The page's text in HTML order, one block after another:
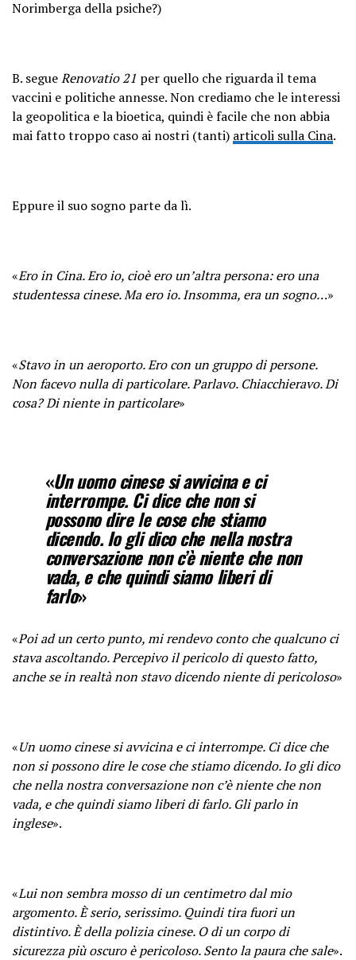
Norimberga della psiche?)
B. segueRenovatio 21 per quello che riguarda il tema
vaccini e politiche annesse. Non crediamo che le interessi
la geopolitica e la bioetica, quindi è facile che non abbia
mai fatto troppo caso ai nostri (tanti) articoli sulla Cina.
Eppure il suo sogno parte da lì.
«Ero in Cina. Ero io, cioè ero un’altra persona: ero una
studentessa cinese. Ma ero io. Insomma, era un sogno…»
«Stavo in un aeroporto. Ero con un gruppo di persone.
Non facevo nulla di particolare. Parlavo. Chiacchieravo. Di
cosa? Di niente in particolare»
«Un uomo cinese si avvicina e ci
interrompe. Ci dice che non si
possono dire le cose che stiamo
dicendo. Io gli dico che nella nostra
conversazione non c’è niente che non
vada, e che quindi siamo liberi di
farlo»
«Poi ad un certo punto, mi rendevo conto che qualcuno ci
stava ascoltando. Percepivo il pericolo di questo fatto,
anche se in realtà non stavo dicendo niente di pericoloso»
«Un uomo cinese si avvicina e ci interrompe. Ci dice che
non si possono dire le cose che stiamo dicendo. Io gli dico
che nella nostra conversazione non c’è niente che non
vada, e che quindi siamo liberi di farlo. Gli parlo in
inglese».
«Lui non sembra mosso di un centimetro dal mio
argomento. È serio, serissimo. Quindi tira fuori un
distintivo. È della polizia cinese. O di un corpo di
sicurezza più oscuro è pericoloso. Sento la paura che sale».